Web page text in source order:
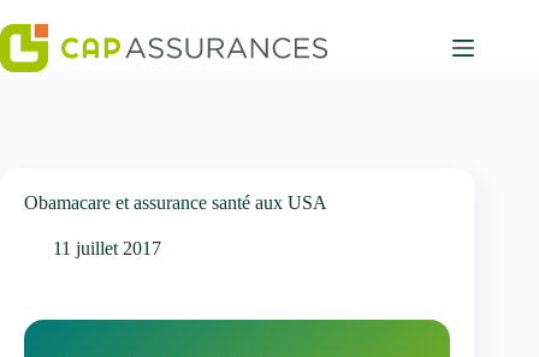
au
contenu
Obamacare et assurance santé aux USA
11 juillet 2017